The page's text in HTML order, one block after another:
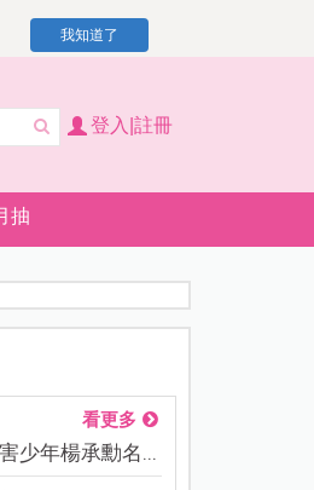
我知道了
登入|註冊
抽
看更多
少年楊承勳名...